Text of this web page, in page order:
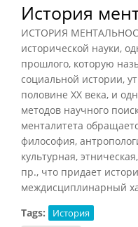
История
ИСТОРИЯ
исторической науки,
прошлого, которую
социальной истории,
половине XX века, и
методов научного
менталитета
философия,
культурная,
пр., что придает
междисциплинарный
Tags:
История